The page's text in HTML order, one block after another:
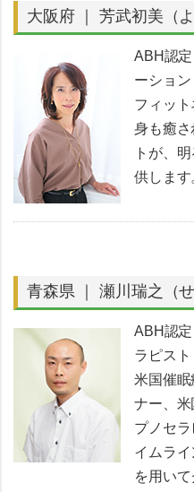
大阪府 ｜ 芳武初美（
ABH認
ーション
フィッ
身も癒
トが、
供します
青森県 ｜ 瀬川瑞之（
ABH認
ラピスト
米国催
ナー、米
プノセ
イムラ
を用い